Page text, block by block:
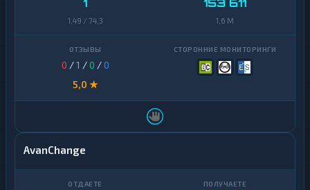
1
1,49 / 74,3
153 611
1,6 M
0 /1 /0 /0
5,0 ★
AvanChange